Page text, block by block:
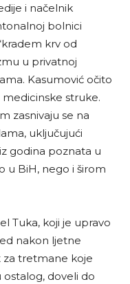
i načelnik
bolnici
krv od
u privatnoj
Kasumović očito
struke.
zasnivaju se na
uključujući
godina poznata u
u BiH, nego i širom
Tuka, koji je upravo
nakon ljetne
za tretmane koje
ostalog, doveli do